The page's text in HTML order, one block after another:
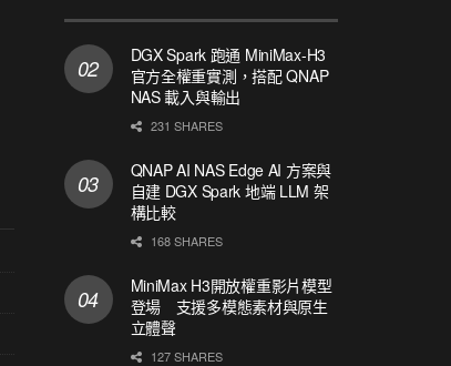
DGX Spark 跑通 MiniMax-H3
官方全權重實測，搭配 QNAP
NAS 載入與輸出
231 SHARES
QNAP AI NAS Edge AI 方案與
自建 DGX Spark 地端 LLM 架
構比較
168 SHARES
MiniMax H3開放權重影片模型
登場 支援多模態素材與原生
立體聲
127 SHARES